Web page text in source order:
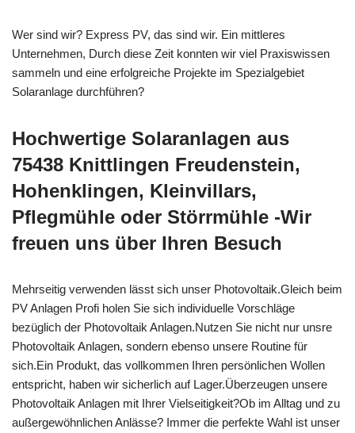
Wer sind wir? Express PV, das sind wir. Ein mittleres
Unternehmen, Durch diese Zeit konnten wir viel Praxiswissen
sammeln und eine erfolgreiche Projekte im Spezialgebiet
Solaranlage durchführen?
Hochwertige Solaranlagen aus
75438 Knittlingen Freudenstein,
Hohenklingen, Kleinvillars,
Pflegmühle oder Störrmühle -Wir
freuen uns über Ihren Besuch
Mehrseitig verwenden lässt sich unser Photovoltaik.Gleich beim
PV Anlagen Profi holen Sie sich individuelle Vorschläge
bezüglich der Photovoltaik Anlagen.Nutzen Sie nicht nur unsre
Photovoltaik Anlagen, sondern ebenso unsere Routine für
sich.Ein Produkt, das vollkommen Ihren persönlichen Wollen
entspricht, haben wir sicherlich auf Lager.Überzeugen unsere
Photovoltaik Anlagen mit Ihrer Vielseitigkeit?Ob im Alltag und zu
außergewöhnlichen Anlässe? Immer die perfekte Wahl ist unser